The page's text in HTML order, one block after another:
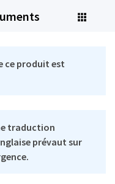
ce produit est
traduction
prévaut sur